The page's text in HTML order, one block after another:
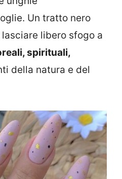
Un tratto nero
libero sfogo a
spirituali,
della natura e del